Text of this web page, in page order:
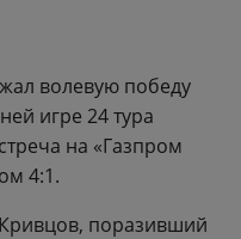
волевую победу
игре 24 тура
на «Газпром
4:1.
поразивший